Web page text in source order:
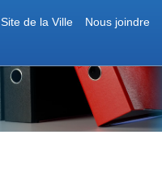
Nous joindre
Site de la Ville